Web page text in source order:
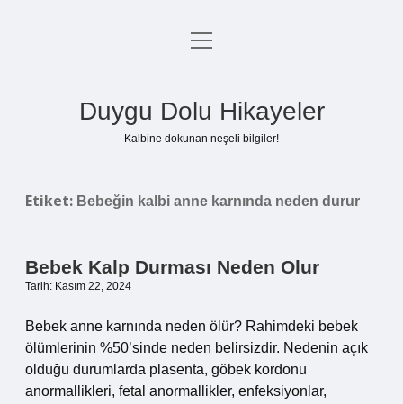
Anasayfa
menüyü
Duygu Dolu Hikayeler
Kalbine dokunan neşeli bilgiler!
Etiket: Bebeğin kalbi anne karnında neden durur
Bebek Kalp Durması Neden Olur
Tarih: Kasım 22, 2024
Bebek anne karnında neden ölür? Rahimdeki bebek
ölümlerinin %50’sinde neden belirsizdir. Nedenin açık
olduğu durumlarda plasenta, göbek kordonu
anormallikleri, fetal anormallikler, enfeksiyonlar,